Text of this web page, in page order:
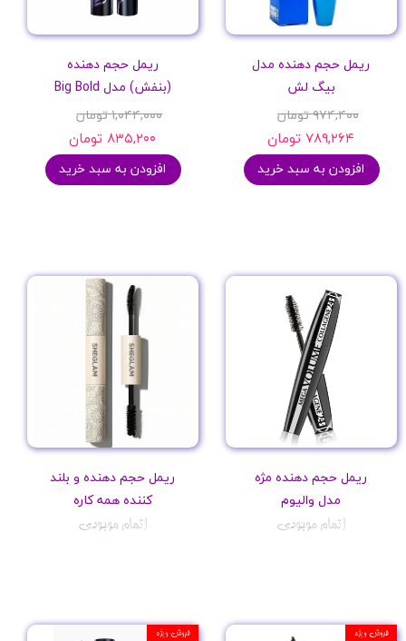
ریمل حجم دهنده مدل
بیگ لش
۹۷۴,۴۰۰ تومان
۷۸۹,۲۶۴ تومان
افزودن به سبد خرید
ریمل حجم دهنده
(بنفش) مدل Big Bold
۱,۰۴۴,۰۰۰ تومان
۸۳۵,۲۰۰ تومان
افزودن به سبد خرید
ریمل حجم دهنده مژه
مدل والیوم
اتمام موجودی
ریمل حجم دهنده و بلند
کننده همه کاره
اتمام موجودی
فروش ویژه فروش ویژه